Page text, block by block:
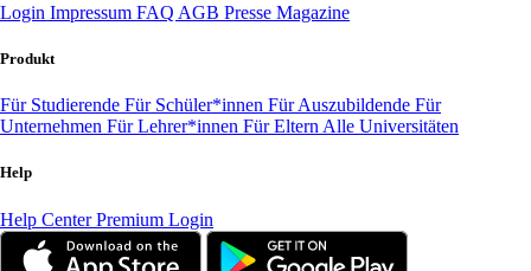
Login Impressum FAQ AGB Presse Magazine
Produkt
Für Studierende Für Schüler*innen Für Auszubildende Für
Unternehmen Für Lehrer*innen Für Eltern Alle Universitäten
Help
Help CenterPremium Login